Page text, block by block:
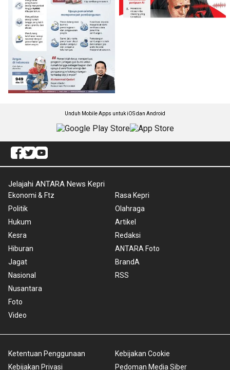
Unduh Mobile Apps untuk iOS dan Android
Jelajahi ANTARA News Kepri
Ekonomi & Ftz
Politik
Hukum
Kesra
Hiburan
Jagat
Nasional
Nusantara
Foto
Video
Rasa Kepri
Olahraga
Artikel
Redaksi
ANTARA Foto
BrandA
RSS
Ketentuan Penggunaan
Kebijakan Privasi
Kebijakan Cookie
Pedoman Media Siber